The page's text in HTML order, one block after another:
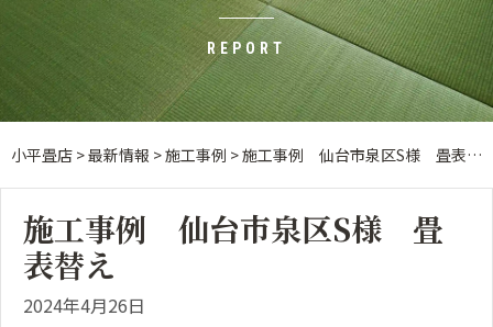
REPORT
小平畳店 >最新情報 >施工事例 >施工事例 仙台市泉区S様 畳表替え
施工事例 仙台市泉区S様 畳
表替え
2024年4月26日